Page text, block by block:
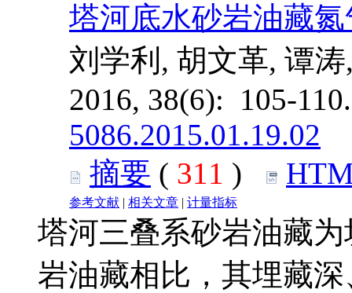
塔河底水砂岩油藏
刘学利, 胡文革, 谭
2016, 38(6): 105-
5086.2015.01.19.02
摘要 ( 311 )
参考文献 | 相关文章 | 计量指标
塔河三叠系砂岩油藏
岩油藏相比，其埋藏